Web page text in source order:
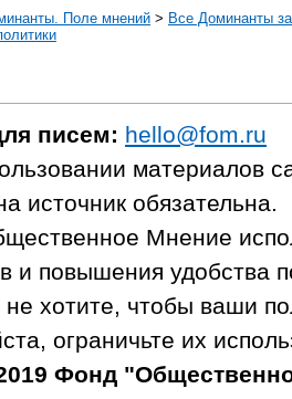
Поле мнений > Все Доминанты
писем: hello@fom.ru
материалов
источник обязательна.
Мнение
и повышения удобства
хотите, чтобы ваши
ограничьте их
Фонд